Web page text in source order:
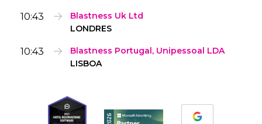
10:43
Blastness Uk Ltd
LONDRES
10:43
Blastness Portugal, Unipessoal LDA
LISBOA